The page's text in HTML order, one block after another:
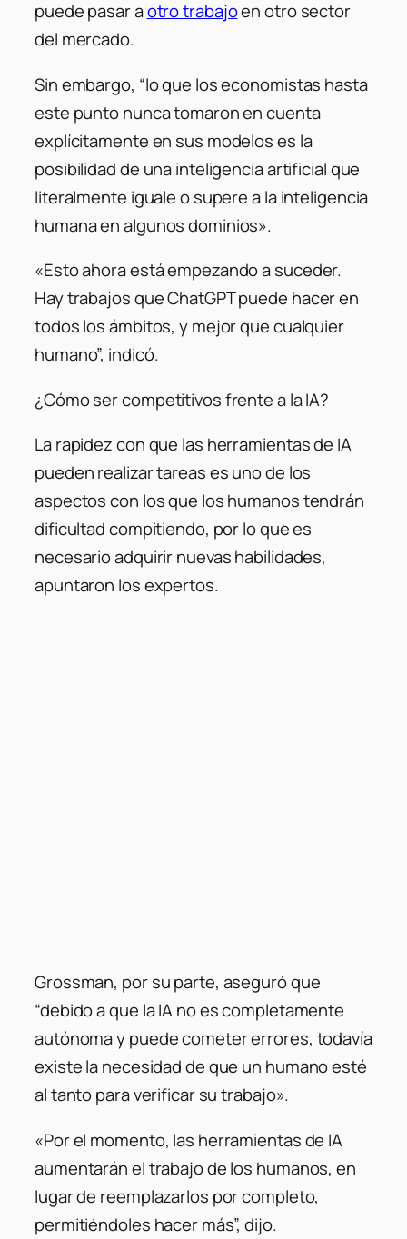
puede pasar aotro trabajoen otro sector
del mercado.
Sin embargo, “lo que los economistas hasta
este punto nunca tomaron en cuenta
explícitamente en sus modelos es la
posibilidad de una inteligencia artificial que
literalmente iguale o supere a la inteligencia
humana en algunos dominios».
«Esto ahora está empezando a suceder.
Hay trabajos que ChatGPT puede hacer en
todos los ámbitos, y mejor que cualquier
humano”, indicó.
¿Cómo ser competitivos frente a la IA?
La rapidez con que las herramientas de IA
pueden realizar tareas es uno de los
aspectos con los que los humanos tendrán
dificultad compitiendo, por lo que es
necesario adquirir nuevas habilidades,
apuntaron los expertos.
Grossman, por su parte, aseguró que
“debido a que la IA no es completamente
autónoma y puede cometer errores, todavía
existe la necesidad de que un humano esté
al tanto para verificar su trabajo».
«Por el momento, las herramientas de IA
aumentarán el trabajo de los humanos, en
lugar de reemplazarlos por completo,
permitiéndoles hacer más”, dijo.